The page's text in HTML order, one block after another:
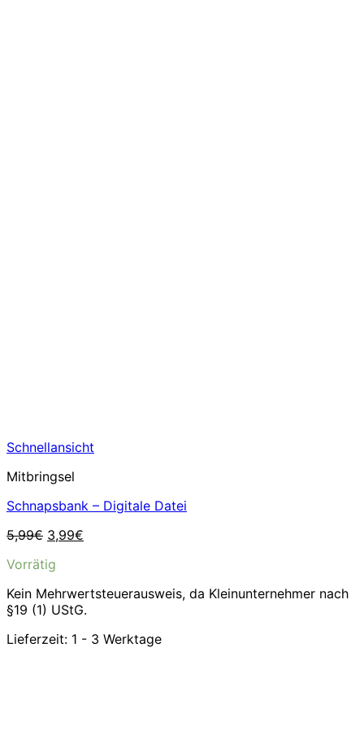
Schnellansicht
Mitbringsel
Schnapsbank – Digitale Datei
5,99€ Ursprünglicher
war:
3,99€
Vorrätig
Kein Mehrwertsteuerausweis, da Kleinunternehmer nach
§19 (1) UStG.
Lieferzeit: 1 - 3 Werktage